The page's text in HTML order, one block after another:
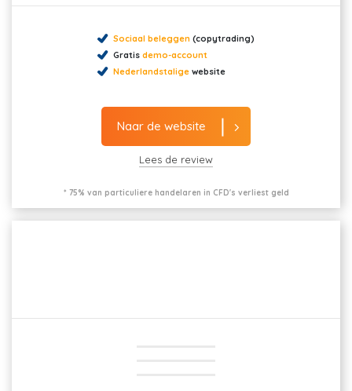
Sociaal beleggen (copytrading)
Gratis demo-account
Nederlandstalige website
Naar de website
Lees de review
* 75% van particuliere handelaren in CFD's verliest geld